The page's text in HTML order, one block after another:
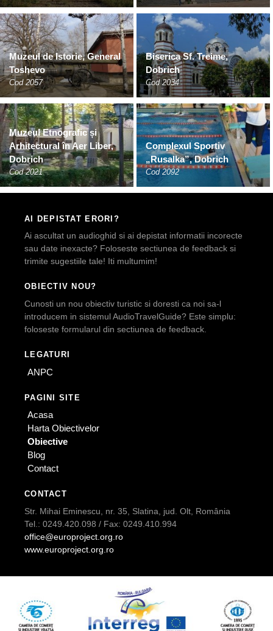
Muzeul de Istorie, General
Toshevo
Cod 2057
Biserica Sf. Treime,
Dobrich
Cod 2034
Muzeul Etnografic și
Arhitectural în Aer Liber,
Dobrich
Cod 2021
Complexul Sportiv
„Rusalka”, Dobrich
Cod 2092
AI DEPISTAT ERORI?
Ai ascultat un audioghid si ai depistat informatii incorecte
sau date inexacte? Foloseste sectiunea de feedback si
trimite sugestiile tale! Iti multumim!
OBIECTIV NOU?
Cunosti un nou obiectiv turistic si doresti ca noi sa-l
introducem in sistemul AudioTravelGuide? Este simplu:
foloseste formularul din sectiunea de feedback.
LEGATURI
ANPC
PAGINI SITE
Acasa
Harta Obiectivelor
Obiective
Blog
Contact
CONTACT
Str. Mihai Eminescu, nr. 35, Slatina, jud. Olt, România
Tel.: 0249.420.098 / Fax: 0249.410.994
office@europroject.org.ro
www.europroject.org.ro